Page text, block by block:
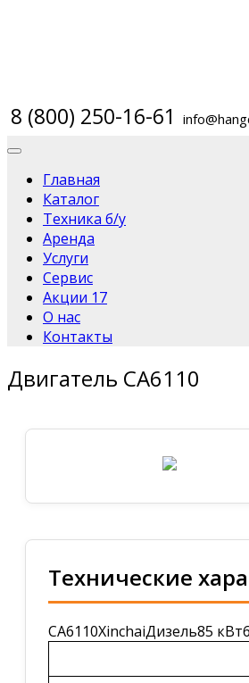
8 (800) 250-16-61
Главная
Каталог
Техника б/у
Аренда
Услуги
Сервис
Акции 17
О нас
Контакты
Двигатель CA6110
Технические
CA6110XinchaiДизель85